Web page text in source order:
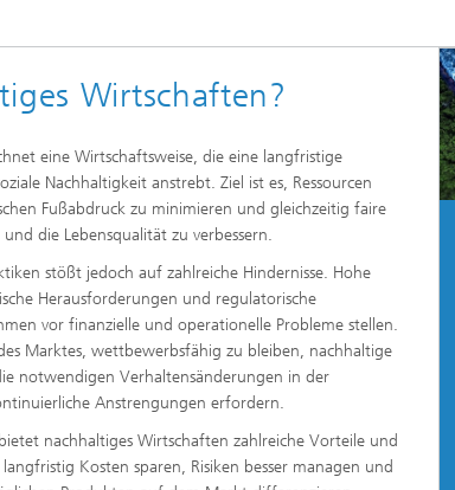
Wirtschaften?
eine Wirtschaftsweise, die eine langfristige
Nachhaltigkeit anstrebt. Ziel ist es, Ressourcen
Fußabdruck zu minimieren und gleichzeitig faire
die Lebensqualität zu verbessern.
stößt jedoch auf zahlreiche Hindernisse. Hohe
Herausforderungen und regulatorische
vor finanzielle und operationelle Probleme stellen.
Marktes, wettbewerbsfähig zu bleiben, nachhaltige
notwendigen Verhaltensänderungen in der
Anstrengungen erfordern.
nachhaltiges Wirtschaften zahlreiche Vorteile und
Kosten sparen, Risiken besser managen und